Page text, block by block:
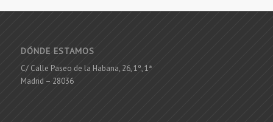
DÓNDE ESTAMOS
C/ Calle Paseo de la Habana, 26, 1º, 1ª
Madrid – 28036